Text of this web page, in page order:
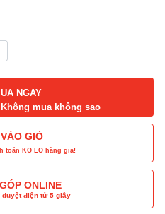
NGAY
mua không sao
GIỎ
toán KO LO hàng giả!
ONLINE
duyệt điện tử 5 giây